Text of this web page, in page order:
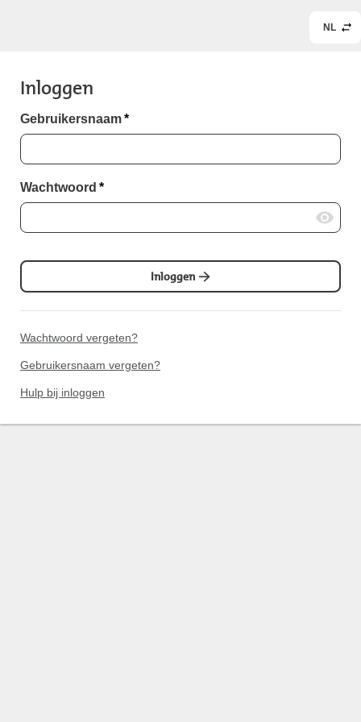
NL
Inloggen
Gebruikersnaam*
Wachtwoord *
Inloggen
Wachtwoord vergeten?
Gebruikersnaam vergeten?
Hulp bij inloggen